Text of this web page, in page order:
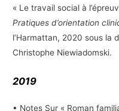
« Le travail social à
Pratiques d’orientation
l’Harmattan, 2020 sous la
Christophe Niewiadomski.
2019
• Notes Sur « Roman